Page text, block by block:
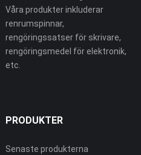
Våra produkter inkluderar
renrumspinnar,
rengöringssatser för skrivare,
rengöringsmedel för elektronik,
etc.
PRODUKTER
Senaste produkterna